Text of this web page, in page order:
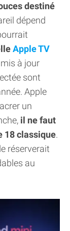
destiné
dépend
Apple TV
mis à jour
sont
Apple
un
il ne faut
18 classique.
réserverait
au